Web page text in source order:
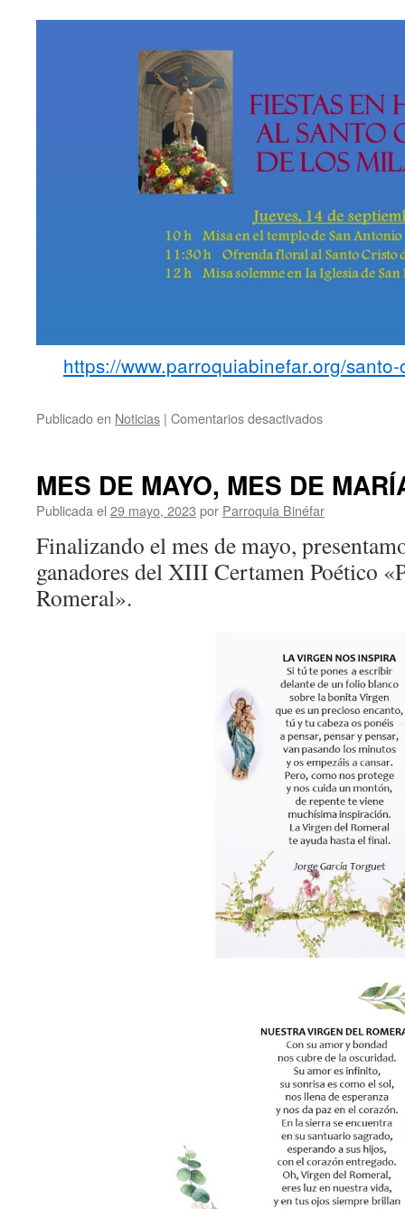
https://www.parroquiabinefar.org/
Publicado en Noticias | Comentarios desactivados
HONOR
AL
SANTO
DE
LOS
MILAGROS
MES DE MAYO, MES DE
Publicada el 29 mayo, 2023 por Parroquia Binéfar
Finalizando el mes de mayo,
ganadores del XIII Certamen Poético
Romeral».